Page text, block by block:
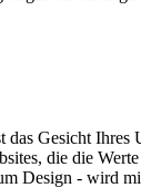
das Gesicht Ihres
die die
Design - wird